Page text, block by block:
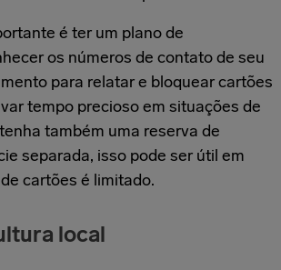
é ter um plano de
os números de contato de seu
para relatar e bloquear cartões
tempo precioso em situações de
também uma reserva de
separada, isso pode ser útil em
cartões é limitado.
local